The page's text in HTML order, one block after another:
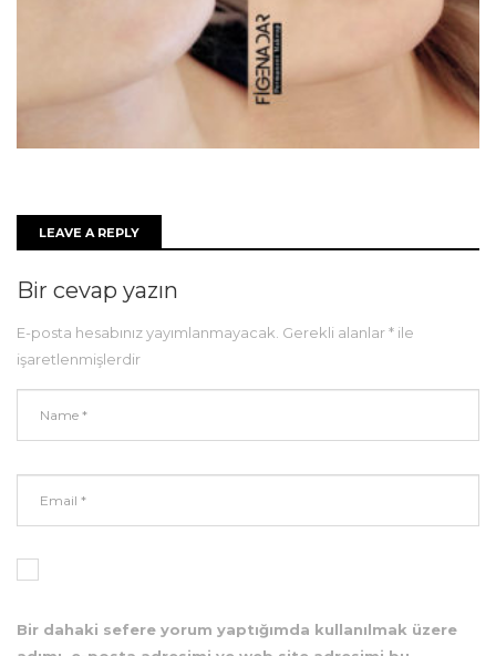
LEAVE A REPLY
Bir cevap yazın
E-posta hesabınız yayımlanmayacak. Gerekli alanlar* ile
işaretlenmişlerdir
Bir dahaki sefere yorum yaptığımda kullanılmak üzere